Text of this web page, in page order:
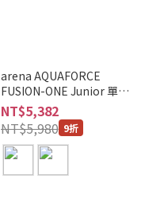
arena AQUAFORCE
FUSION-ONE Junior 單片
式布帛競泳平口泳褲 (WA
認證/5分褲長/兒童青少年
款) (AS6SRC12B)
NT$5,382
NT$5,980 9折